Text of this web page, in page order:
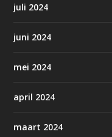
juli 2024
juni 2024
mei 2024
april 2024
maart 2024